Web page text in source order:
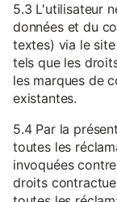
5.3 L'utilisateur
données et du
textes) via le
tels que les
les marques de
existantes.
5.4 Par la
toutes les
invoquées
droits